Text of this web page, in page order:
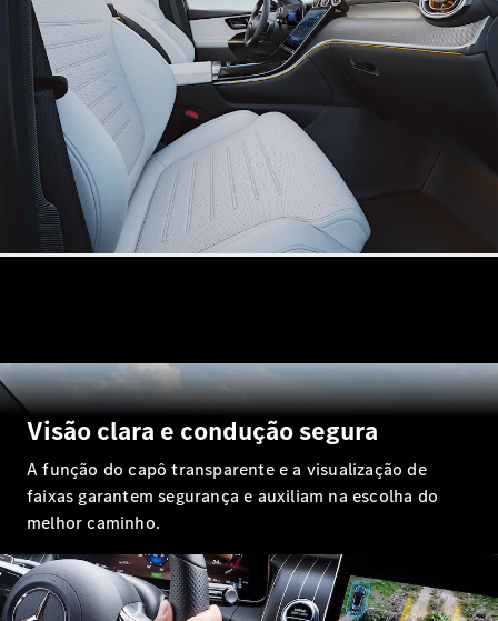
Configurador
Test drive
Showroom
Online
Cabriolets / Roadster
Mercedes-
AMG SL
Roadster
Configurador
Test drive
Showroom
Online
Visão clara e condução segura
A função do capô transparente e a visualização de
faixas garantem segurança e auxiliam na escolha do
melhor caminho.